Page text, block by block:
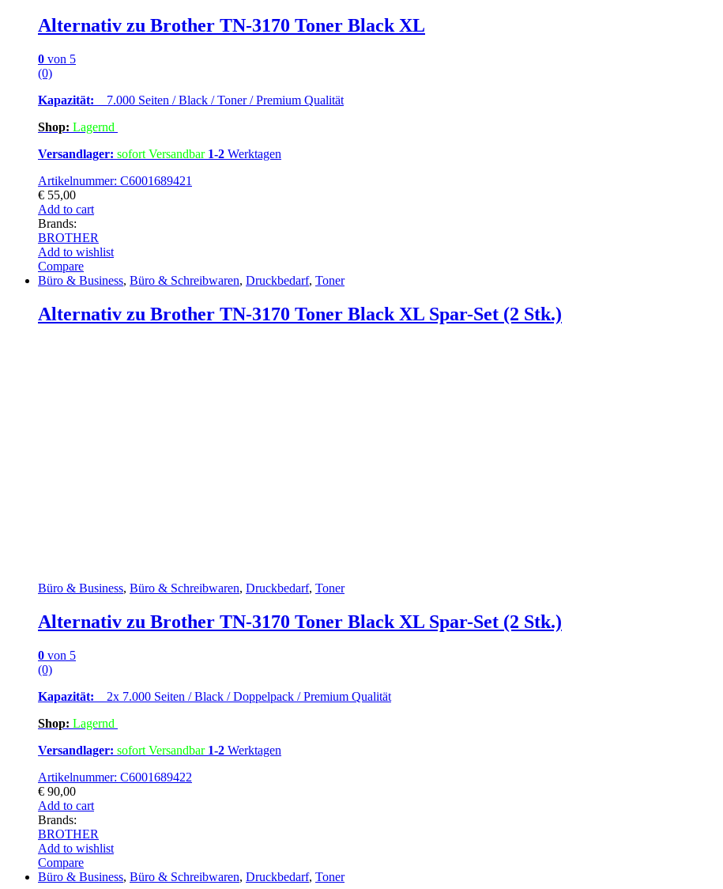
Alternativ zu Brother TN-3170 Toner Black XL
0 von 5
(0)
Kapazität: 7.000 Seiten / Black / Toner / Premium Qualität
Shop: Lagernd
Versandlager: sofort Versandbar 1-2 Werktagen
Artikelnummer: C6001689421
€ 55,00
Add to cart
Brands:
BROTHER
Add to wishlist
Compare
Büro & Business, Büro & Schreibwaren, Druckbedarf, Toner
Alternativ zu Brother TN-3170 Toner Black XL Spar-Set (2 Stk.)
Büro & Business, Büro & Schreibwaren, Druckbedarf, Toner
Alternativ zu Brother TN-3170 Toner Black XL Spar-Set (2 Stk.)
0 von 5
(0)
Kapazität: 2x 7.000 Seiten / Black / Doppelpack / Premium Qualität
Shop: Lagernd
Versandlager: sofort Versandbar 1-2 Werktagen
Artikelnummer: C6001689422
€ 90,00
Add to cart
Brands:
BROTHER
Add to wishlist
Compare
Büro & Business, Büro & Schreibwaren, Druckbedarf, Toner